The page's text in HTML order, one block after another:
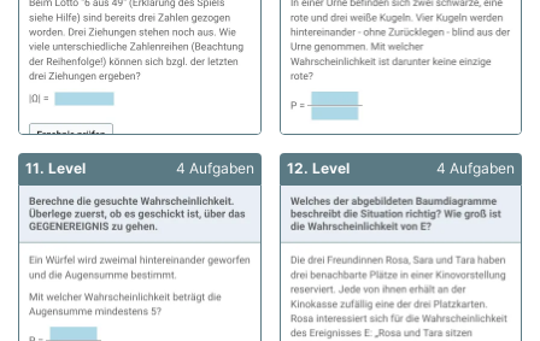
11. Level 4 Aufgaben 12. Level 4 Aufgaben